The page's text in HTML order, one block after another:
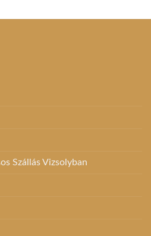
Szállás Vizsolyban